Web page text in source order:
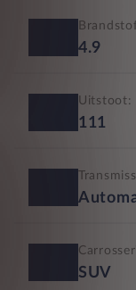
4.9
Uitstoot:
111
SUV